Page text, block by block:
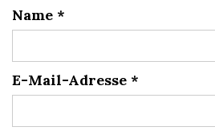
Name *
E-Mail-Adresse *